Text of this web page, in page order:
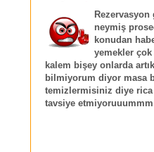
Rezervasyon
neymiş
konudan
yemekler
kalem bişey onlarda
bilmiyorum diyor masa
temizlermisiniz diye rica
tavsiye etmiyoruuummm